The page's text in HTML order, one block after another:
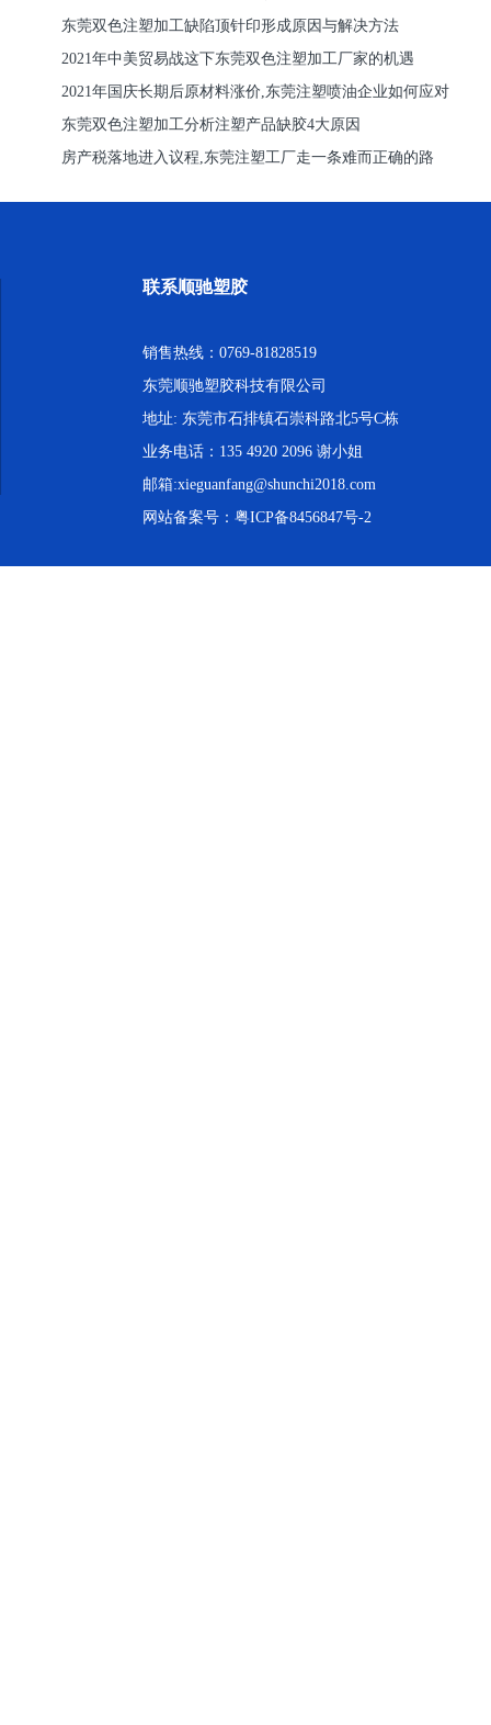
东莞双色注塑加工缺陷顶针印形成原因与解决方法
2021年中美贸易战这下东莞双色注塑加工厂家的机遇
2021年国庆长期后原材料涨价,东莞注塑喷油企业如何应对
东莞双色注塑加工分析注塑产品缺胶4大原因
房产税落地进入议程,东莞注塑工厂走一条难而正确的路
联系顺驰塑胶
销售热线：0769-81828519
东莞顺驰塑胶科技有限公司
地址: 东莞市石排镇石崇科路北5号C栋
业务电话：135 4920 2096 谢小姐
邮箱:xieguanfang@shunchi2018.com
网站备案号： 粤ICP备8456847号-2